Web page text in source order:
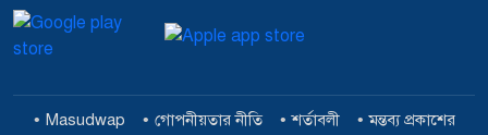
Masudwap গোপনীয়তার নীতি শর্তাবলী
মন্তব্য প্রকাশের